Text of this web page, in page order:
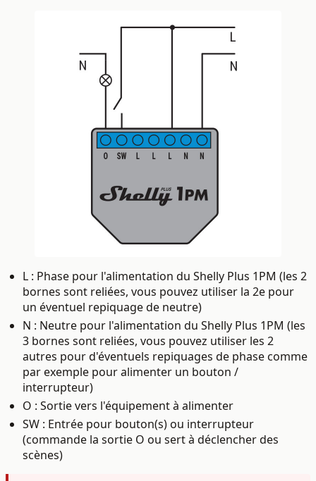
L : Phase pour l'alimentation du Shelly Plus 1PM (les 2
bornes sont reliées, vous pouvez utiliser la 2e pour
un éventuel repiquage de neutre)
N : Neutre pour l'alimentation du Shelly Plus 1PM (les
3 bornes sont reliées, vous pouvez utiliser les 2
autres pour d'éventuels repiquages de phase comme
par exemple pour alimenter un bouton /
interrupteur)
O : Sortie vers l'équipement à alimenter
SW : Entrée pour bouton(s) ou interrupteur
(commande la sortie O ou sert à déclencher des
scènes)